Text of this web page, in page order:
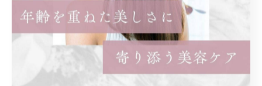
美容院でハイライトを施す際には、自然な立体感を演出
する技術が重要です。昭和区の美容院では、髪の流れや
骨格を活かしたハイライトの配置が得意とされていま
す。細かい筋状のハイライトを重ねることで、全体に動